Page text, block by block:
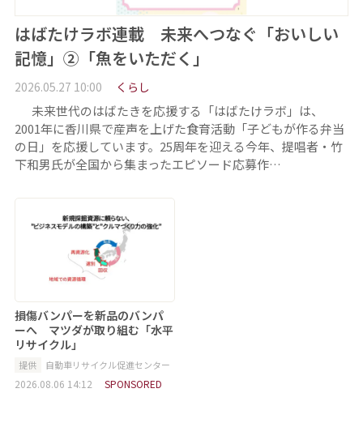
はばたけラボ連載 未来へつなぐ「おいしい
記憶」②「魚をいただく」
2026.05.27 10:00 くらし
未来世代のはばたきを応援する「はばたけラボ」は、
2001年に香川県で産声を上げた食育活動「子どもが作る弁当
の日」を応援しています。25周年を迎える今年、提唱者・竹
下和男氏が全国から集まったエピソード応募作…
損傷バンパーを新品のバンパ
ーへ マツダが取り組む「水平
リサイクル」
提供 自動車リサイクル促進センター
2026.08.06 14:12 SPONSORED